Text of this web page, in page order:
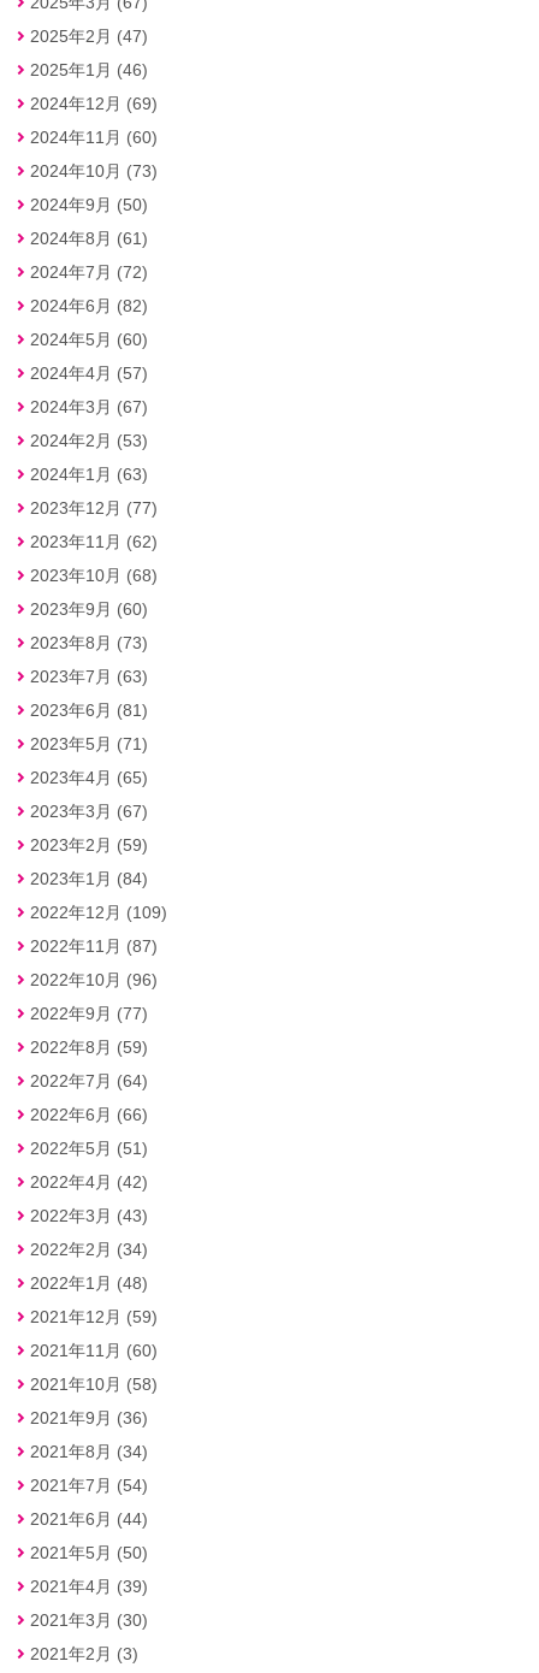
2025年2月 (47)
2025年1月 (46)
2024年12月 (69)
2024年11月 (60)
2024年10月 (73)
2024年9月 (50)
2024年8月 (61)
2024年7月 (72)
2024年6月 (82)
2024年5月 (60)
2024年4月 (57)
2024年3月 (67)
2024年2月 (53)
2024年1月 (63)
2023年12月 (77)
2023年11月 (62)
2023年10月 (68)
2023年9月 (60)
2023年8月 (73)
2023年7月 (63)
2023年6月 (81)
2023年5月 (71)
2023年4月 (65)
2023年3月 (67)
2023年2月 (59)
2023年1月 (84)
2022年12月 (109)
2022年11月 (87)
2022年10月 (96)
2022年9月 (77)
2022年8月 (59)
2022年7月 (64)
2022年6月 (66)
2022年5月 (51)
2022年4月 (42)
2022年3月 (43)
2022年2月 (34)
2022年1月 (48)
2021年12月 (59)
2021年11月 (60)
2021年10月 (58)
2021年9月 (36)
2021年8月 (34)
2021年7月 (54)
2021年6月 (44)
2021年5月 (50)
2021年4月 (39)
2021年3月 (30)
2021年2月 (3)